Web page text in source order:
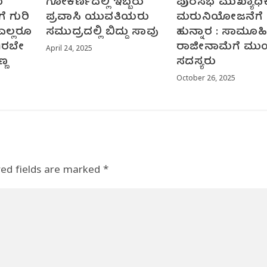
ಗುರಿ
ಪ್ರವಾಸಿ ಯುವತಿಯರು
ಸಮುದ್ರದಲ್ಲಿ ಬಿದ್ದು ಸಾವು
April 24, 2025
ಮರುನಿಯೋಜನೆಗೆ
ಹುನ್ನಾರ :
ರಾಜೀನಾಮೆಗೆ
ಸದಸ್ಯರು
October 26, 2025
fields are marked*